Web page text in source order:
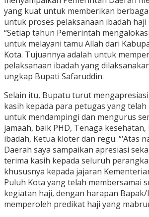
yang kuat untuk memberikan
untuk proses pelaksanaan ibadah
“Setiap tahun Pemerintah
untuk melayani tamu Allah dari
Kota. Tujuannya adalah untuk
pelaksanaan ibadah yang
ungkap Bupati Safaruddin.
Selain itu, Bupatu turut
kasih kepada para petugas yang
untuk mendampingi dan mengurus
jamaah, baik PHD, Tenaga
ibadah, Ketua kloter dan regu. “‘Atas
Daerah saya sampaikan apresiasi
terima kasih kepada seluruh
khususnya kepada jajaran
Puluh Kota yang telah membersamai
kegiatan haji, dengan harapan
memperoleh predikat haji yang